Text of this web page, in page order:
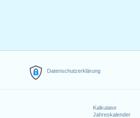
Datenschutzerklärung
Kalkulator
Jahreskalender